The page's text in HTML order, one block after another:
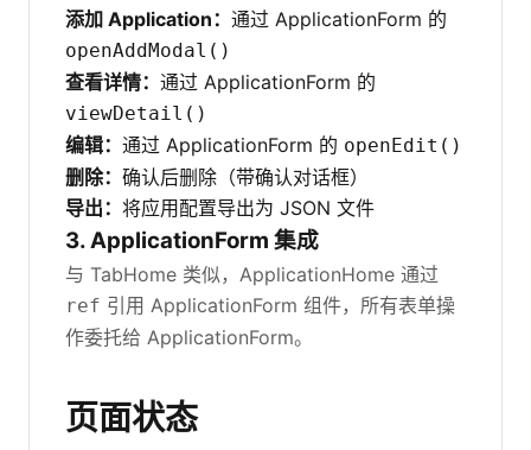
添加 Application： 通过 ApplicationForm 的
openAddModal()
查看详情： 通过 ApplicationForm 的
viewDetail()
编辑： 通过 ApplicationForm 的 openEdit()
删除： 确认后删除（带确认对话框）
导出： 将应用配置导出为 JSON 文件
3. ApplicationForm 集成
与 TabHome 类似，ApplicationHome 通过
ref 引用 ApplicationForm 组件，所有表单操
作委托给 ApplicationForm。
页面状态